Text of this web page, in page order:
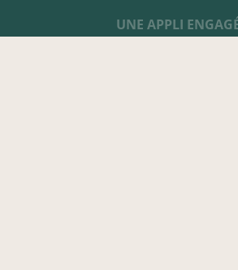
UNE APPLI